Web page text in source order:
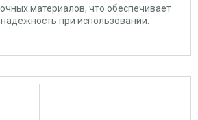
материалов, что обеспечивает
при использовании.